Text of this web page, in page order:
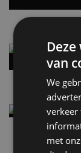
van
We
verkeer
met